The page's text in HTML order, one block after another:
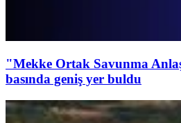
"Mekke Ortak Savunma
basında geniş yer buldu